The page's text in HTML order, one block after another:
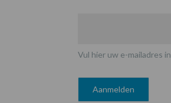
Vul hier uw e-mailadres in